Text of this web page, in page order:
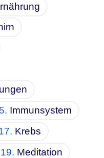
Immunsystem
Krebs
Meditation